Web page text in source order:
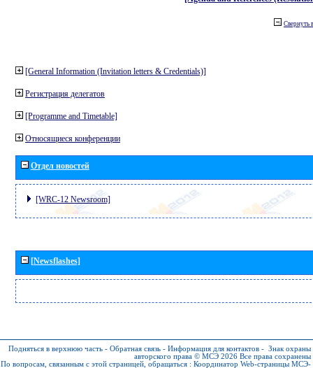
Свернуть
[General Information (Invitation letters & Credentials)]
Регистрация делегатов
[Programme and Timetable]
Относящиеся конференции
Отдел новостей
[WRC-12 Newsroom]
[Newsflashes]
Подняться в верхнюю часть - Обратная связь - Информация для контактов - Знак охраны
авторского права © МСЭ 2026 Все права сохранены
По вопросам, связанным с этой страницей, обращаться : Координатор Web-страницы МСЭ-